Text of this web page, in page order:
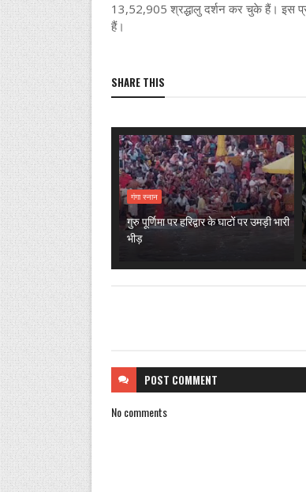
13,52,905 श्रद्धालु दर्शन कर चुके हैं। इस
हैं।
SHARE THIS
गंगा स्नान
गुरु पूर्णिमा पर हरिद्वार के घाटों पर उमड़ी भारी
भीड़
POST COMMENT
No comments